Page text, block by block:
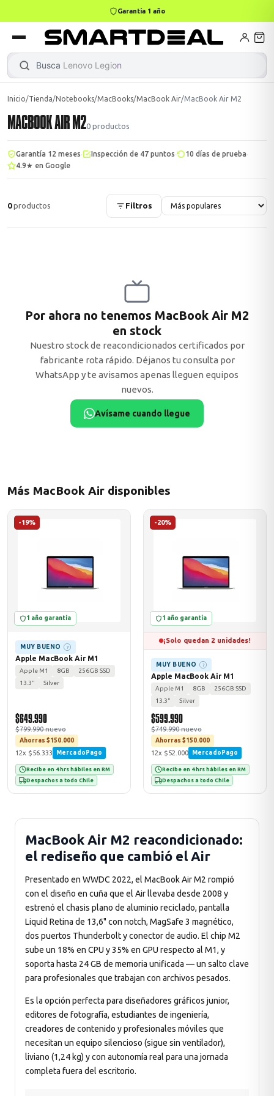
Garantía 1 año
Busca Lenovo Legion
Gamer
MacBook Air
→
→
Mini PC
Inicio/Tienda/Notebooks/MacBooks/MacBook Air/MacBook Air M2
MACBOOK AIR M20 productos
Garantía 12 meses Inspección de 47 puntos 10 días de prueba
4.9★ en Google
0productos Filtros
Por ahora no tenemos MacBook Air M2
en stock
Nuestro stock de reacondicionados certificados por
fabricante rota rápido. Déjanos tu consulta por
WhatsApp y te avisamos apenas lleguen equipos
nuevos.
Avísame cuando llegue
Más MacBook Air disponibles
-19%
1 año garantía
MUY BUENO ?
Apple MacBook Air M1
Apple M1 8GB
256GB SSD
13.3"
Silver
$649.990
$799.990 nuevo
Ahorras $150.000
12x $56.333 MercadoPago
Recibe en 4 hrs hábiles en RM
Despachos a todo Chile
-20%
1 año garantía
¡Solo quedan 2 unidades!
MUY BUENO ?
Apple MacBook Air M1
Apple M1 8GB
256GB SSD
13.3"
Silver
$599.990
$749.990 nuevo
Ahorras $150.000
12x $52.000 MercadoPago
Recibe en 4 hrs hábiles en RM
Despachos a todo Chile
MacBook Air M2 reacondicionado:
el rediseño que cambió el Air
Presentado en WWDC 2022, el MacBook Air M2 rompió
con el diseño en cuña que el Air llevaba desde 2008 y
estrenó el chasis plano de aluminio reciclado, pantalla
Liquid Retina de 13,6" con notch, MagSafe 3 magnético,
dos puertos Thunderbolt y conector de audio. El chip M2
sube un 18% en CPU y 35% en GPU respecto al M1, y
soporta hasta 24 GB de memoria unificada — un salto clave
para profesionales que trabajan con archivos pesados.
Es la opción perfecta para diseñadores gráficos junior,
editores de fotografía, estudiantes de ingeniería,
creadores de contenido y profesionales móviles que
necesitan un equipo silencioso (sigue sin ventilador),
liviano (1,24 kg) y con autonomía real para una jornada
completa fuera del escritorio.